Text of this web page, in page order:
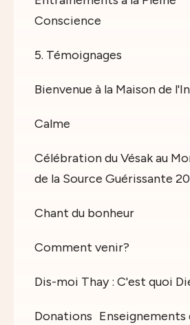
Conscience
5. Témoignages
Bienvenue à la Maison de
Calme
Célébration du Vésak au
de la Source Guérissante
Chant du bonheur
Comment venir?
Dis-moi Thay : C'est quoi
Donations Enseignements